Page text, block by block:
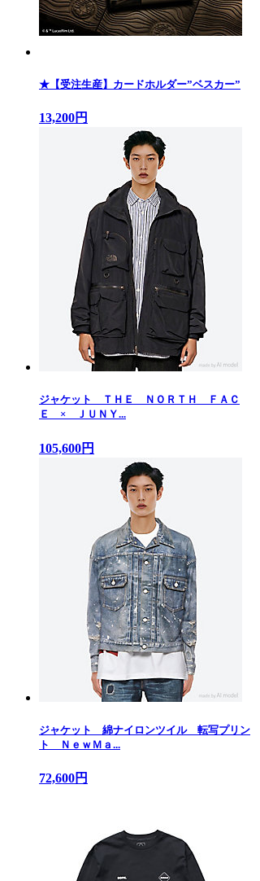
★【受注生産】カードホルダー”ベスカー”
13,200円
ジャケット ＴＨＥ ＮＯＲＴＨ ＦＡＣ
Ｅ × ＪＵＮＹ...
105,600円
ジャケット 綿ナイロンツイル 転写プリン
ト ＮｅｗＭａ...
72,600円